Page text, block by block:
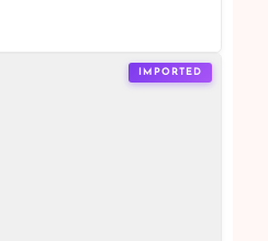
IMPORTED